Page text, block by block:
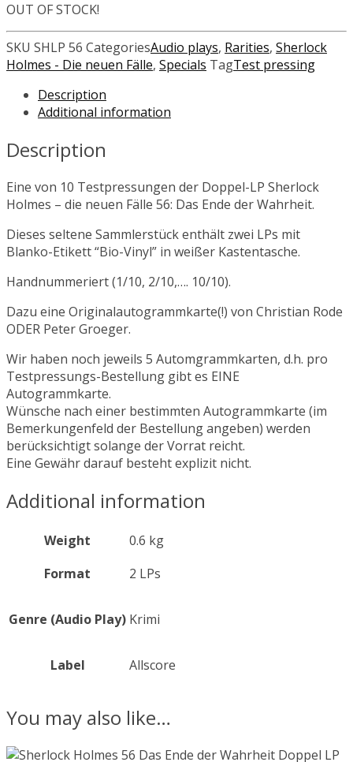
OUT OF STOCK!
SKU SHLP 56 CategoriesAudio plays, Rarities, Sherlock
Holmes - Die neuen Fälle, Specials TagTest pressing
Description
Additional information
Description
Eine von 10 Testpressungen der Doppel-LP Sherlock
Holmes – die neuen Fälle 56: Das Ende der Wahrheit.
Dieses seltene Sammlerstück enthält zwei LPs mit
Blanko-Etikett “Bio-Vinyl” in weißer Kastentasche.
Handnummeriert (1/10, 2/10,…. 10/10).
Dazu eine Originalautogrammkarte(!) von Christian Rode
ODER Peter Groeger.
Wir haben noch jeweils 5 Automgrammkarten, d.h. pro
Testpressungs-Bestellung gibt es EINE
Autogrammkarte.
Wünsche nach einer bestimmten Autogrammkarte (im
Bemerkungenfeld der Bestellung angeben) werden
berücksichtigt solange der Vorrat reicht.
Eine Gewähr darauf besteht explizit nicht.
Additional information
Weight
0.6 kg
Format
2 LPs
Genre (Audio Play) Krimi
Label Allscore
You may also like…